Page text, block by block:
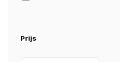
Prijs